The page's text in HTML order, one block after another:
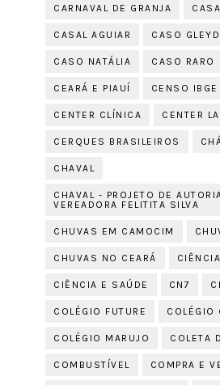
CARNAVAL DE GRANJA
CASAL AGUIAR CASO
CASO NATÁLIA CASO RARO
CEARÁ E PIAUÍ CENSO
CENTER CLÍNICA CENTER
CERQUES BRASILEIROS
CHAVAL
CHAVAL - PROJETO DE
VEREADORA FELITITA SILVA
CHUVAS EM CAMOCIM
CHUVAS NO CEARÁ CIÊNCIA
CIÊNCIA E SAÚDE CN7
COLÉGIO FUTURE COLÉGIO
COLÉGIO MARUJO COLETA
COMBUSTÍVEL COMPRA E